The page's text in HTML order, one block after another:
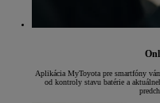
Aplikácia MyToyota pre smartfóny
od kontroly stavu batérie a